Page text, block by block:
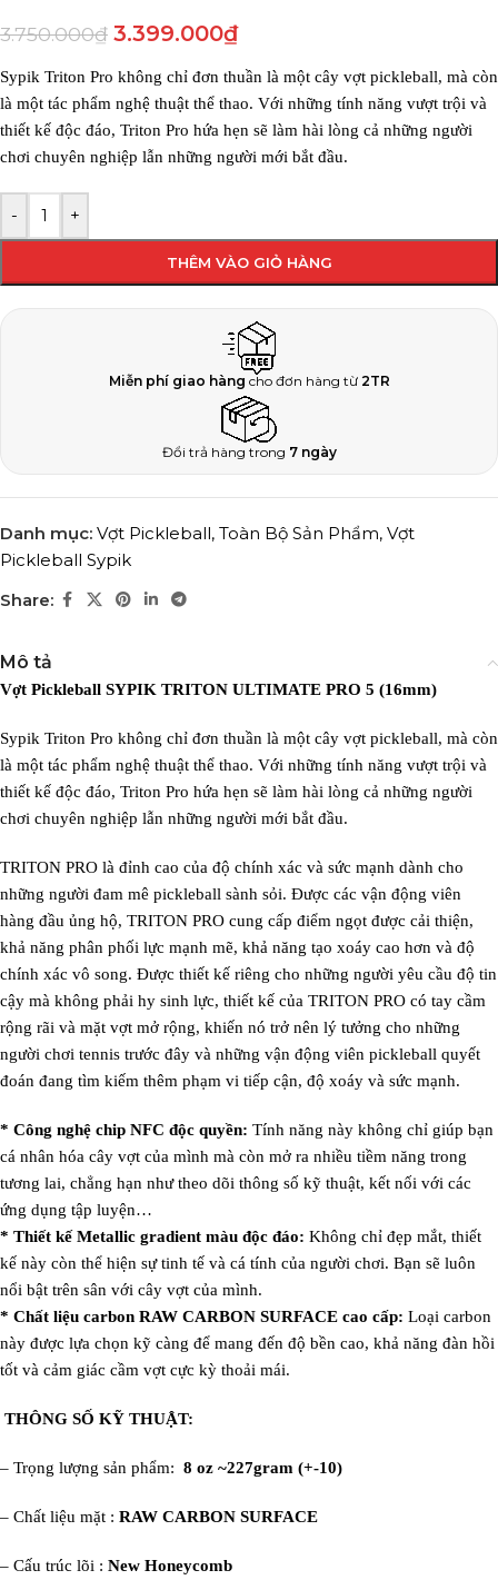
3.750.000₫ 3.399.000₫
Sypik Triton Pro không chỉ đơn thuần là một cây vợt pickleball, mà còn
là một tác phẩm nghệ thuật thể thao. Với những tính năng vượt trội và
thiết kế độc đáo, Triton Pro hứa hẹn sẽ làm hài lòng cả những người
chơi chuyên nghiệp lẫn những người mới bắt đầu.
- +
THÊM VÀO GIỎ HÀNG
Miễn phí giao hàng cho đơn hàng từ 2TR
Đổi trả hàng trong 7 ngày
Danh mục: Vợt Pickleball, Toàn Bộ Sản Phẩm, Vợt
Pickleball Sypik
Share:
Mô tả
Vợt Pickleball SYPIK TRITON ULTIMATE PRO 5 (16mm)
Sypik Triton Pro không chỉ đơn thuần là một cây vợt pickleball, mà còn
là một tác phẩm nghệ thuật thể thao. Với những tính năng vượt trội và
thiết kế độc đáo, Triton Pro hứa hẹn sẽ làm hài lòng cả những người
chơi chuyên nghiệp lẫn những người mới bắt đầu.
TRITON PRO là đỉnh cao của độ chính xác và sức mạnh dành cho
những người đam mê pickleball sành sỏi. Được các vận động viên
hàng đầu ủng hộ, TRITON PRO cung cấp điểm ngọt được cải thiện,
khả năng phân phối lực mạnh mẽ, khả năng tạo xoáy cao hơn và độ
chính xác vô song. Được thiết kế riêng cho những người yêu cầu độ tin
cậy mà không phải hy sinh lực, thiết kế của TRITON PRO có tay cầm
rộng rãi và mặt vợt mở rộng, khiến nó trở nên lý tưởng cho những
người chơi tennis trước đây và những vận động viên pickleball quyết
đoán đang tìm kiếm thêm phạm vi tiếp cận, độ xoáy và sức mạnh.
* Công nghệ chip NFC độc quyền: Tính năng này không chỉ giúp bạn
cá nhân hóa cây vợt của mình mà còn mở ra nhiều tiềm năng trong
tương lai, chẳng hạn như theo dõi thông số kỹ thuật, kết nối với các
ứng dụng tập luyện…
* Thiết kế Metallic gradient màu độc đáo: Không chỉ đẹp mắt, thiết
kế này còn thể hiện sự tinh tế và cá tính của người chơi. Bạn sẽ luôn
nổi bật trên sân với cây vợt của mình.
* Chất liệu carbon RAW CARBON SURFACE cao cấp: Loại carbon
này được lựa chọn kỹ càng để mang đến độ bền cao, khả năng đàn hồi
tốt và cảm giác cầm vợt cực kỳ thoải mái.
THÔNG SỐ KỸ THUẬT:
– Trọng lượng sản phẩm: ‎ 8 oz ~227gram (+-10)
– Chất liệu mặt : RAW CARBON SURFACE
– Cấu trúc lõi : New Honeycomb